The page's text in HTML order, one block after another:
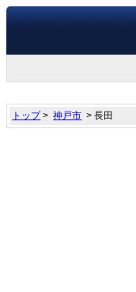
トップ>神戸市 > 長田